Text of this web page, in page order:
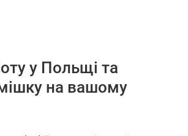
у Польщі та
на вашому